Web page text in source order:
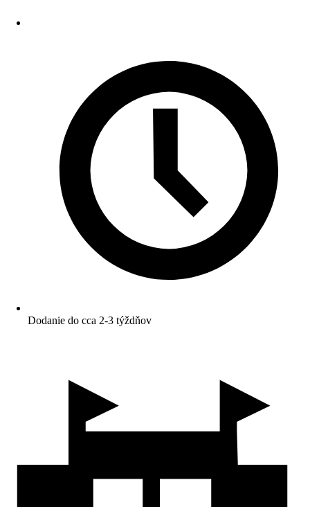
Dodanie do cca 2-3 týždňov